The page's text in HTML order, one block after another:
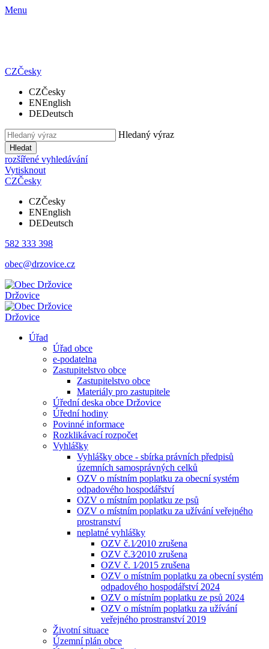
Menu
CZČesky
CZČesky
ENEnglish
DEDeutsch
Hledaný výraz
Hledat
rozšířené vyhledávání
Vytisknout
CZČesky
CZČesky
ENEnglish
DEDeutsch
582 333 398
obec@drzovice.cz
Držovice
Držovice
Úřad
Úřad obce
e-podatelna
Zastupitelstvo obce
Zastupitelstvo obce
Materiály pro zastupitele
Úřední deska obce Držovice
Úřední hodiny
Povinné informace
Rozklikávací rozpočet
Vyhlášky
Vyhlášky obce - sbírka právních předpisů
územních samosprávných celků
OZV o místním poplatku za obecní systém
odpadového hospodářství
OZV o místním poplatku ze psů
OZV o místním poplatku za užívání veřejného
prostranství
neplatné vyhlášky
OZV č.1⁄2010 zrušena
OZV č.3⁄2010 zrušena
OZV č. 1⁄2015 zrušena
OZV o místním poplatku za obecní systém
odpadového hospodářství 2024
OZV o místním poplatku ze psů 2024
OZV o místním poplatku za užívání
veřejného prostranství 2019
Životní situace
Územní plán obce